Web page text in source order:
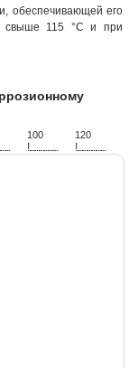
обеспечивающей его
свыше 115 °С и при
......
100
!...................
120
!...................